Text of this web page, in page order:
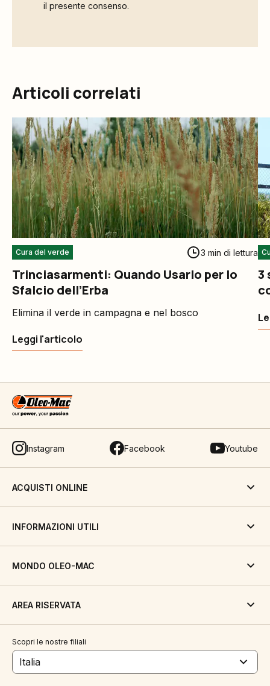
il presente consenso.
Articoli correlati
Cura del verde 3 min di lettura
Trinciasarmenti: Quando Usarlo per lo
Sfalcio dell’Erba
Elimina il verde in campagna e nel bosco
Leggi l'articolo
3
Instagram Facebook Youtube
ACQUISTI ONLINE
INFORMAZIONI UTILI
MONDO OLEO-MAC
AREA RISERVATA
Scopri le nostre filiali
Italia